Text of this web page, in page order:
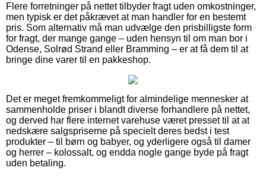
Flere forretninger på nettet tilbyder fragt uden omkostninger,
men typisk er det påkrævet at man handler for en bestemt
pris. Som alternativ må man udvælge den prisbilligste form
for fragt, der mange gange – uden hensyn til om man bor i
Odense, Solrød Strand eller Bramming – er at få dem til at
bringe dine varer til en pakkeshop.
Det er meget fremkommeligt for almindelige mennesker at
sammenholde priser i blandt diverse forhandlere på nettet,
og derved har flere internet varehuse været presset til at at
nedskære salgspriserne på specielt deres bedst i test
produkter – til børn og babyer, og yderligere også til damer
og herrer – kolossalt, og endda nogle gange byde på fragt
uden betaling.